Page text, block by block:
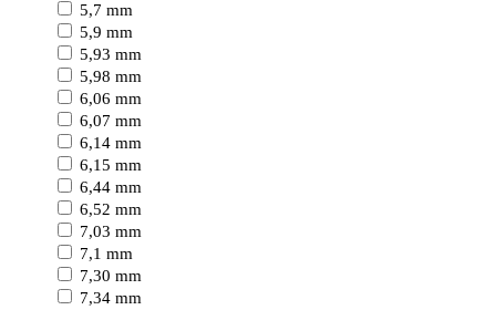
5,7 mm
5,9 mm
5,93 mm
5,98 mm
6,06 mm
6,07 mm
6,14 mm
6,15 mm
6,44 mm
6,52 mm
7,03 mm
7,1 mm
7,30 mm
7,34 mm